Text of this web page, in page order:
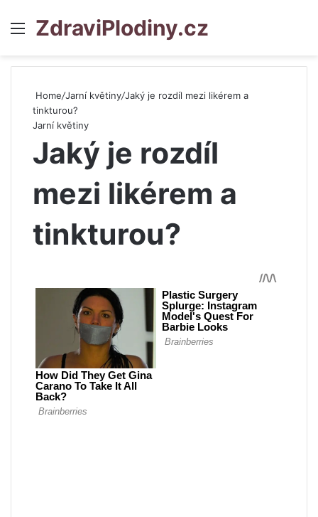
Menu
ZdraviPlodiny.cz
Home/Jarní květiny/Jaký je rozdíl mezi likérem a
tinkturou?
Jarní květiny
Jaký je rozdíl
mezi likérem a
tinkturou?